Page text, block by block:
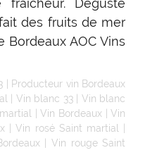
Dégusté
des fruits de mer
Bordeaux AOC Vins
Producteur vin Bordeaux
| Vin blanc 33| Vin blanc
|Vin Bordeaux|Vin
|Vin rosé Saint martial
| Vin rouge Saint